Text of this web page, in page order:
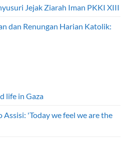
Jejak Ziarah Iman PKKI XIII
dan Renungan Harian Katolik:
life in Gaza
'Today we feel we are the